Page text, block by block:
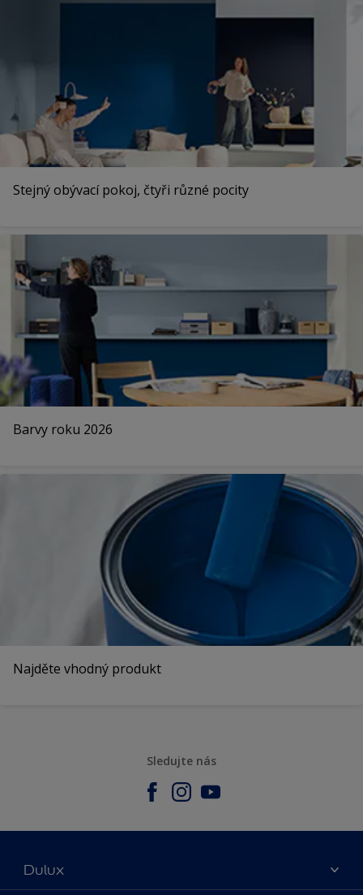
Stejný obývací pokoj, čtyři různé pocity
Barvy roku 2026
Najděte vhodný produkt
Sledujte nás
Dulux